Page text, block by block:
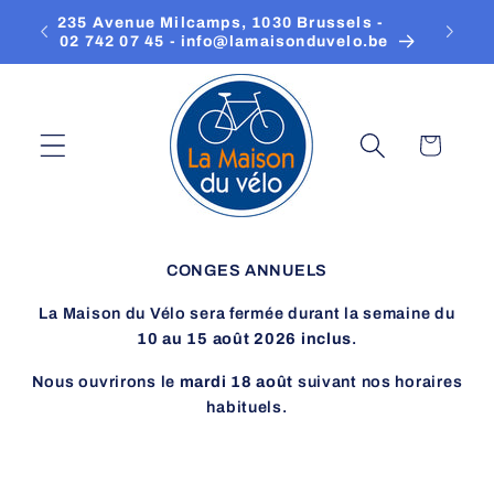
Skip to
content
235 Avenue Milcamps, 1030 Brussels - ‎ ‎ ‎ ‎ ‎ ‎ ‎ ‎
02 742 07 45 - info@lamaisonduvelo.be
Our
Cart
CONGES ANNUELS
La Maison du Vélo sera fermée durant la semaine du
10 au 15 août 2026 inclus.
Nous ouvrirons le mardi 18 août suivant nos horaires
habituels.